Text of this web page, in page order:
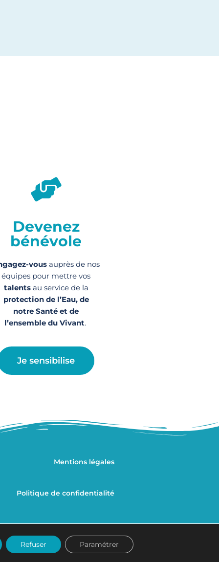
Devenez
bénévole
vousauprès de nos
équipes pour mettre vos
talentsau service de la
protection de l’Eau, de
notre Santé et de
l’ensemble du Vivant.
Je sensibilise
Mentions légales
Politique de confidentialité
Refuser Paramétrer